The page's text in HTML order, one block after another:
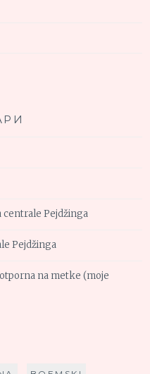
centrale Pejdžinga
Pejdžinga
na metke (moje